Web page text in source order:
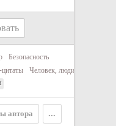
Безопасность
Человек, люди
автора ...